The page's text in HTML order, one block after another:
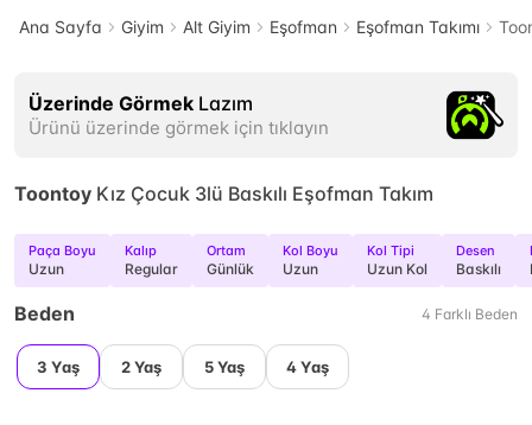
Ana Sayfa Giyim Alt Giyim Eşofman Eşofman Takımı
Üzerinde Görmek Lazım
Ürünü üzerinde görmek için tıklayın
Toontoy Kız Çocuk 3lü Baskılı Eşofman Takım
Paça Boyu
Uzun
Kalıp
Regular
Ortam
Günlük
Kol Boyu
Uzun
Kol Tipi
Uzun Kol
Desen
Baskılı
Beden 4 Farklı Beden
3 Yaş 2 Yaş 5 Yaş 4 Yaş